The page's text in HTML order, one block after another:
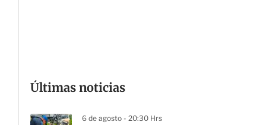
Últimas noticias
6 de agosto - 20:30 Hrs